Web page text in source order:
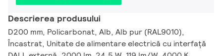
Descrierea produsului
D200 mm, Policarbonat, Alb, Alb pur (RAL9010),
Încastrat, Unitate de alimentare electrică cu interfață